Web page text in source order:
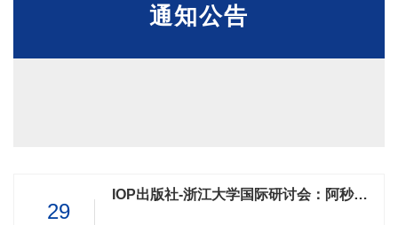
通知公告
29
IOP出版社-浙江大学国际研讨会：阿秒科学的研究进展活动通知